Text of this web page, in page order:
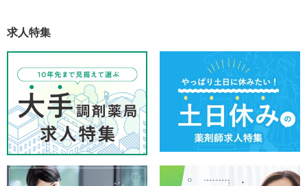
求人特集